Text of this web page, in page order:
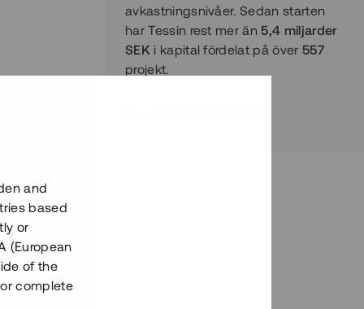
avkastningsnivåer. Sedan starten
har Tessin rest mer än 5,4 miljarder
SEK i kapital fördelat på över 557
projekt.
and
based
or
(European
of the
complete